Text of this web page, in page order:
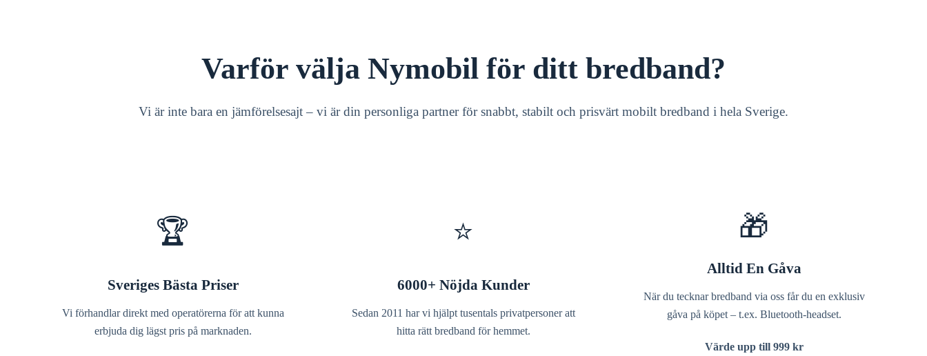
Varför välja Nymobil för ditt bredband?
Vi är inte bara en jämförelsesajt – vi är din personliga partner för snabbt, stabilt och prisvärt mobilt bredband i hela Sverige.
🏆
Sveriges Bästa Priser
Vi förhandlar direkt med operatörerna för att kunna
erbjuda dig lägst pris på marknaden.
⭐
6000+ Nöjda Kunder
Sedan 2011 har vi hjälpt tusentals privatpersoner att
hitta rätt bredband för hemmet.
🎁
Alltid En Gåva
När du tecknar bredband via oss får du en exklusiv
gåva på köpet – t.ex. Bluetooth-headset.
Värde upp till 999 kr